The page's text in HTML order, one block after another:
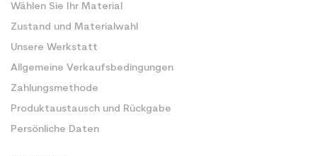
Wählen Sie Ihr Material
Zustand und Materialwahl
Unsere Werkstatt
Allgemeine Verkaufsbedingungen
Zahlungsmethode
Produktaustausch und Rückgabe
Persönliche Daten